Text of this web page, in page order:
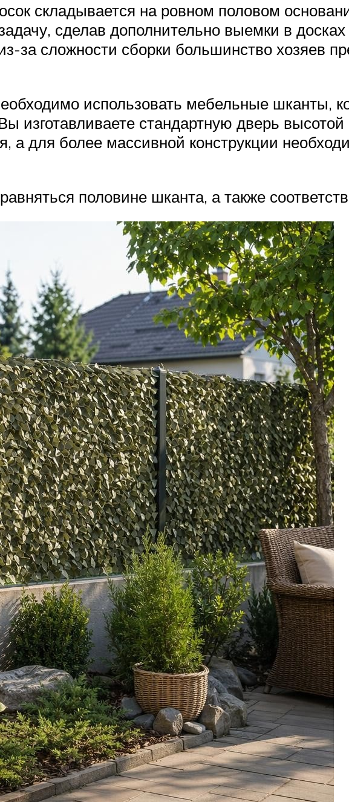
складывается на ровном половом
сделав дополнительно выемки в
за сложности сборки большинство хозяев
использовать мебельные шканты,
стандартную дверь высотой
а для более массивной конструкции
половине шканта, а также